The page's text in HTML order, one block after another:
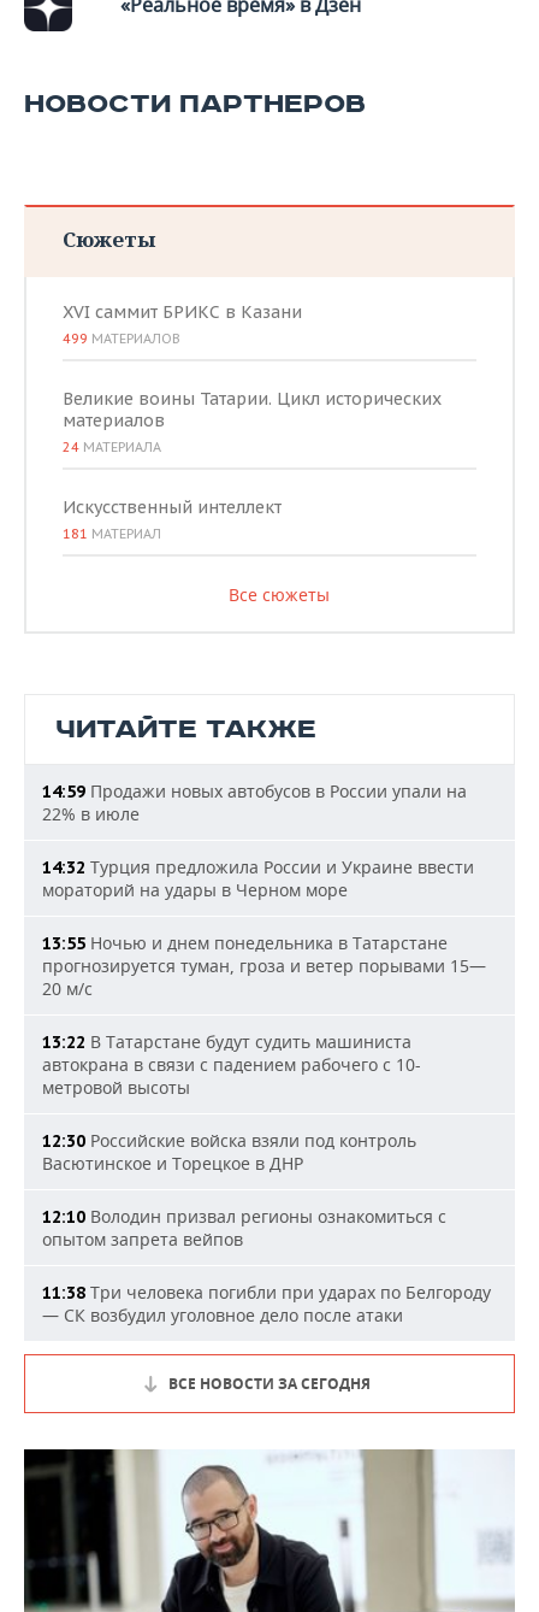
НОВОСТИ ПАРТНЕРОВ
Сюжеты
XVI саммит БРИКС в Казани
499 МАТЕРИАЛОВ
Великие воины Татарии. Цикл исторических
материалов
24 МАТЕРИАЛА
Искусственный интеллект
181 МАТЕРИАЛ
Все сюжеты
ЧИТАЙТЕ ТАКЖЕ
14:59 Продажи новых автобусов в России упали на
22% в июле
14:32 Турция предложила России и Украине ввести
мораторий на удары в Черном море
13:55 Ночью и днем понедельника в Татарстане
прогнозируется туман, гроза и ветер порывами 15—
20 м/с
13:22 В Татарстане будут судить машиниста
автокрана в связи с падением рабочего с 10-
метровой высоты
12:30 Российские войска взяли под контроль
Васютинское и Торецкое в ДНР
12:10 Володин призвал регионы ознакомиться с
опытом запрета вейпов
11:38 Три человека погибли при ударах по Белгороду
— СК возбудил уголовное дело после атаки
ВСЕ НОВОСТИ ЗА СЕГОДНЯ